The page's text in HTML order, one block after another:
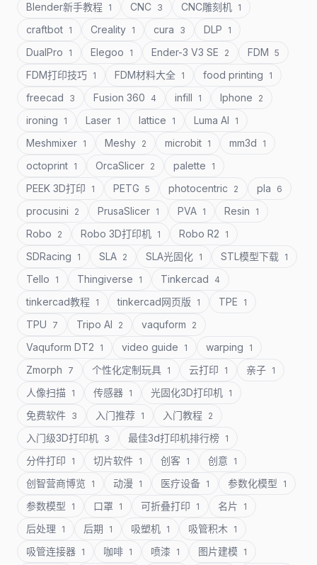
Blender新手教程 1 CNC 3 CNC雕刻机 1
craftbot 1 Creality 1 cura 3 DLP 1
DualPro 1 Elegoo 1 Ender-3 V3 SE 2 FDM 5
FDM打印技巧 1 FDM材料大全 1 food printing 1
freecad 3 Fusion 360 4 infill 1 Iphone 2
ironing 1 Laser 1 lattice 1 Luma AI 1
Meshmixer 1 Meshy 2 microbit 1 mm3d 1
octoprint 1 OrcaSlicer 2 palette 1
PEEK 3D打印 1 PETG 5 photocentric 2 pla 6
procusini 2 PrusaSlicer 1 PVA 1 Resin 1
Robo 2 Robo 3D打印机 1 Robo R2 1
SDRacing 1 SLA 2 SLA光固化 1 STL模型下载 1
Tello 1 Thingiverse 1 Tinkercad 4
tinkercad教程 1 tinkercad网页版 1 TPE 1
TPU 7 Tripo AI 2 vaquform 2
Vaquform DT2 1 video guide 1 warping 1
Zmorph 7 个性化定制玩具 1 云打印 1 亲子 1
人像扫描 1 传感器 1 光固化3D打印机 1
免费软件 3 入门推荐 1 入门教程 2
入门级3D打印机 3 最佳3d打印机排行榜 1
分件打印 1 切片软件 1 创客 1 创意 1
创智营商博览 1 动漫 1 医疗设备 1 参数化模型 1
参数模型 1 口罩 1 可折叠打印 1 名片 1
后处理 1 后期 1 吸塑机 1 吸管积木 1
吸管连接器 1 咖啡 1 喷漆 1 图片建模 1